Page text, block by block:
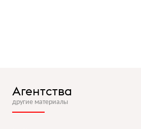
Агентства
другие материалы